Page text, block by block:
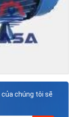
của chúng tôi sẽ